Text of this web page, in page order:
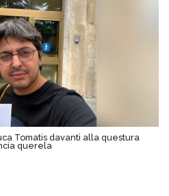
Tomatis davanti alla questura
querela